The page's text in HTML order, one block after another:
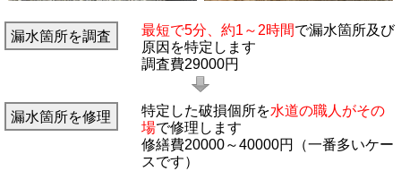
漏水箇所を調査 最短で5分、約1～2時間で漏水箇所及び
原因を特定します
調査費29000円
漏水箇所を修理 特定した破損個所を水道の職人がその
場で修理します
修繕費20000～40000円（一番多いケー
スです）